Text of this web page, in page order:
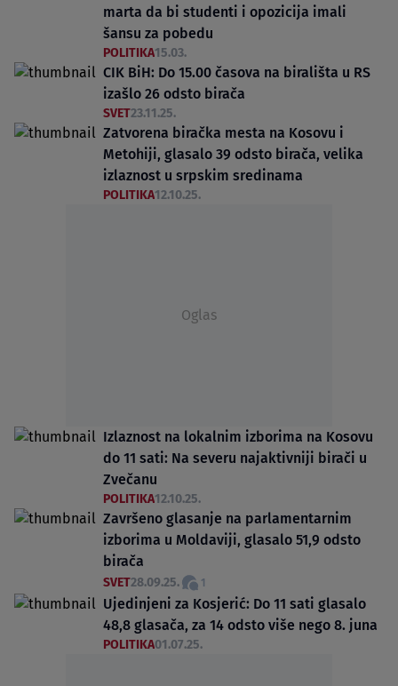
marta da bi studenti i opozicija imali
šansu za pobedu
POLITIKA15.03.
CIK BiH: Do 15.00 časova na birališta u RS
izašlo 26 odsto birača
SVET23.11.25.
Zatvorena biračka mesta na Kosovu i
Metohiji, glasalo 39 odsto birača, velika
izlaznost u srpskim sredinama
POLITIKA12.10.25.
Oglas
Izlaznost na lokalnim izborima na Kosovu
do 11 sati: Na severu najaktivniji birači u
Zvečanu
POLITIKA12.10.25.
Završeno glasanje na parlamentarnim
izborima u Moldaviji, glasalo 51,9 odsto
birača
SVET28.09.25. 1
Ujedinjeni za Kosjerić: Do 11 sati glasalo
48,8 glasača, za 14 odsto više nego 8. juna
POLITIKA01.07.25.